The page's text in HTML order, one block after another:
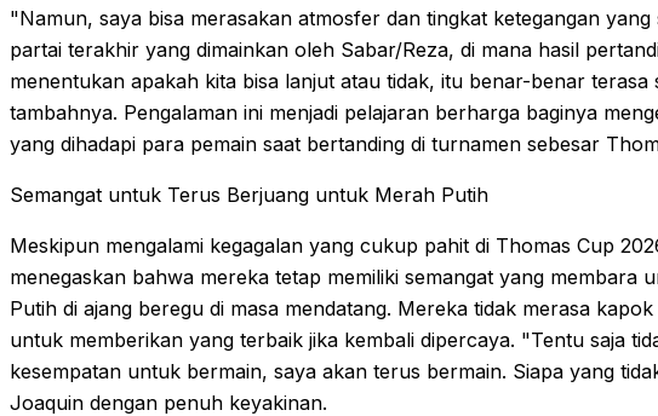
"Namun, saya bisa merasakan atmosfer dan tingkat ketegangan yang
partai terakhir yang dimainkan oleh Sabar/Reza, di mana hasil
menentukan apakah kita bisa lanjut atau tidak, itu benar-benar terasa
tambahnya. Pengalaman ini menjadi pelajaran berharga baginya
yang dihadapi para pemain saat bertanding di turnamen sebesar
Semangat untuk Terus Berjuang untuk Merah Putih
Meskipun mengalami kegagalan yang cukup pahit di Thomas Cup
menegaskan bahwa mereka tetap memiliki semangat yang membara
Putih di ajang beregu di masa mendatang. Mereka tidak merasa
untuk memberikan yang terbaik jika kembali dipercaya. "Tentu saja
kesempatan untuk bermain, saya akan terus bermain. Siapa yang
Joaquin dengan penuh keyakinan.